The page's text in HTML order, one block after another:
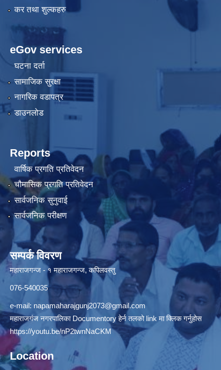
कर तथा शुल्कहरु
eGov services
घटना दर्ता
सामाजिक सुरक्षा
नागरिक वडापत्र
डाउनलोड
Reports
वार्षिक प्रगति प्रतिवेदन
चौमासिक प्रगति प्रतिवेदन
सार्वजनिक सुनुवाई
सार्वजनिक परीक्षण
सम्पर्क विवरण
महाराजगन्ज - १ महाराजगन्ज, कपिलवस्तु
076-540035
e-mail: napamaharajgunj2073@gmail.com
महाराजगंज नगरपालिका Documentory हेर्न तलको link मा क्लिक गर्नुहोस
https://youtu.be/nP2twnNaCKM
Location